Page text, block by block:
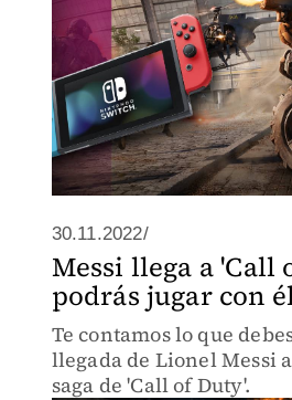
30.11.2022/
Messi llega a 'Call
podrás jugar con
Te contamos lo que
llegada de Lionel Messi
saga de 'Call of Duty'.